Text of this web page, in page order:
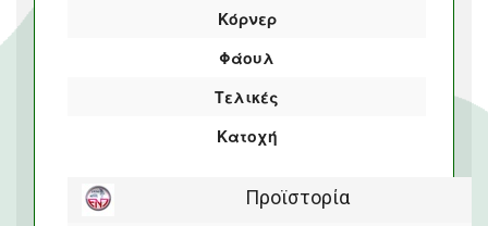
Κόρνερ
Φάουλ
Τελικές
Κατοχή
Προϊστορία